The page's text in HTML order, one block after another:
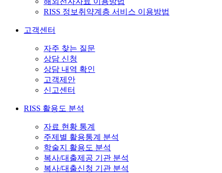
RISS 정보취약계층 서비스 이용방법
고객센터
자주 찾는 질문
상담 신청
상담 내역 확인
고객제안
신고센터
RISS 활용도 분석
자료 현황 통계
주제별 활용통계 분석
학술지 활용도 분석
복사/대출제공 기관 분석
복사/대출신청 기관 분석